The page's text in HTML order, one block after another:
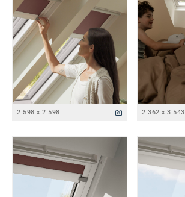
2 598 x 2 598 2 362 x 3 543